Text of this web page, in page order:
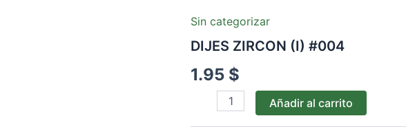
Sin categorizar
DIJES ZIRCON (I) #004
1.95 $
(I)
cantidad
Añadir al carrito